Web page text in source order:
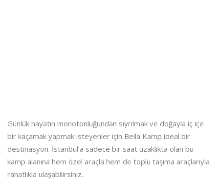
Günlük hayatın monotonluğundan sıyrılmak ve doğayla iç içe
bir kaçamak yapmak isteyenler için Bella Kamp ideal bir
destinasyon. İstanbul’a sadece bir saat uzaklıkta olan bu
kamp alanına hem özel araçla hem de toplu taşıma araçlarıyla
rahatlıkla ulaşabilirsiniz.